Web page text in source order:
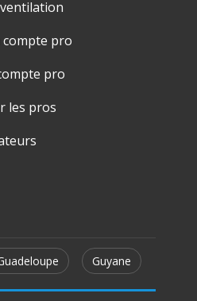
pro
pro
les pros
Guyane